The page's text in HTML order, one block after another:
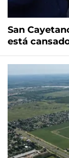
San
está